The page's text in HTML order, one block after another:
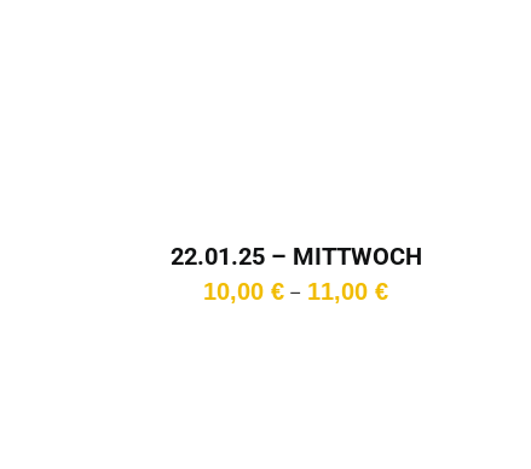
22.01.25 – MITTWOCH
– 20:30 Uhr
10,00 € – 11,00 €Preisspanne: